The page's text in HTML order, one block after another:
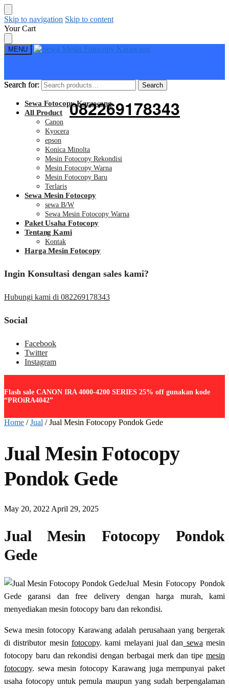
Skip to navigation Skip to content
Your Cart
MENU
Search for: Search
082269178343
Search for: Search
Sewa Fotocopy Karawang
All Product
Canon
Kyocera
epson
Konica Minolta
Mesin Fotocopy Rekondisi
Mesin Fotocopy Warna
Mesin Fotocopy Baru
Terlaris
Sewa Mesin Fotocopy
sewa B/W
Sewa Mesin Fotocopy Warna
Paket Usaha Fotocopy
Tentang Kami
Kontak
Harga Mesin Fotocopy
Ingin Konsultasi dengan sales kami?
Hubungi kami di 082269178343
Social
Facebook
Twitter
Instagram
Flash sale CANON IRA 4000-4200 SERIES 25% off gunakan kode
“PROiRA4042”
Home /Jual /Jual Mesin Fotocopy Pondok Gede
Jual Mesin Fotocopy
Pondok Gede
May 20, 2022 April 29, 2025
Jual Mesin Fotocopy Pondok
Gede
Jual Mesin Fotocopy Pondok
Gede garansi dan free delivery dengan harga murah, kami
menyediakan mesin fotocopy baru dan rekondisi.
Sewa mesin fotocopy Karawang adalah perusahaan yang bergerak
di distributor mesin fotocopy. kami melayani jual dan sewa mesin
fotocopy baru dan rekondisi dengan berbagai merk dan tipe mesin
fotocopy. sewa mesin fotocopy Karawang juga mempunyai paket
usaha fotocopy untuk pemula maupun yang sudah berpengalaman